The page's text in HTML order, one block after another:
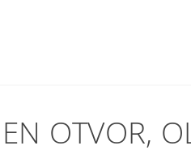
OTVOR,